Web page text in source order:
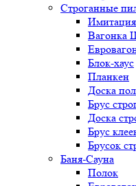
Строганные
Блок-хаус
Планкен
Доска
Брус
Доска
Брус
Брусок
Баня-Сауна
Полок